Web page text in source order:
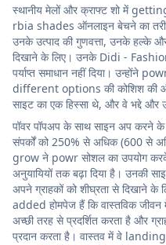
स्थानीय मेलों और क्राफ्ट शो में
rbia shades ऑनलाइन बेचने का
उनके उत्पाद की गुणवत्ता, उनके हल्के
दिखाने के लिए। उनके Didi -
पर्याप्त समाधान नहीं दिया। उन्होंने
different options की कोशिश की
साइट का एक हिस्सा थे, और वे भद्दे और
पॉवर पॉपअप के साथ साइन अप
संपर्कों को 250% से अधिक (600 से
grow ने powr सोशल का उपयोग
अनुयायियों तक बढ़ा दिया है। उनकी
अपने ग्राहकों को शीघ्रता से दिखाने
added होमपेज हैं कि वास्तविक
अच्छी तरह से प्रदर्शित करता है और
प्रदान करता है। वास्तव में वे landing